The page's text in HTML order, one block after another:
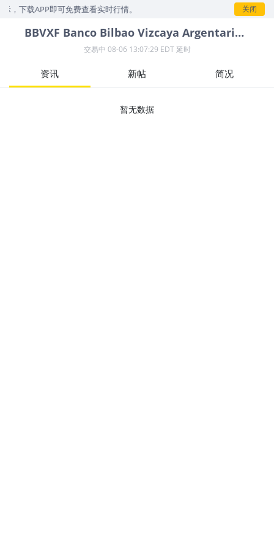
，下载APP即可免费查看实时行情。 关闭
BBVXF Banco Bilbao Vizcaya Argentaria, S.A.
交易中 08-06 13:07:29 EDT 延时
资讯 新帖 简况
暂无数据